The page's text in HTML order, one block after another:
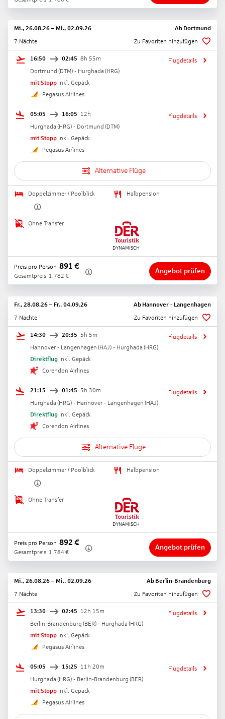
Mi., 26.08.26 – Mi., 02.09.26 Ab Dortmund
7 Nächte
Zu Favoriten hinzufügen
16:50 02:45 8h 55m
Dortmund (DTM) - Hurghada (HRG)
mit Stopp Inkl. Gepäck
Pegasus Airlines
Flugdetails
05:05 16:05 12h
Hurghada (HRG) - Dortmund (DTM)
mit Stopp Inkl. Gepäck
Pegasus Airlines
Flugdetails
Alternative Flüge
Doppelzimmer / Poolblick Halbpension
Ohne Transfer
Preis pro Person 891 €
Gesamtpreis 1.782 €
Angebot prüfen
Fr., 28.08.26 – Fr., 04.09.26 Ab Hannover - Langenhagen
7 Nächte
Zu Favoriten hinzufügen
14:30 20:35 5h 5m
Hannover - Langenhagen (HAJ) - Hurghada (HRG)
Direktflug Inkl. Gepäck
Corendon Airlines
Flugdetails
21:15 01:45 5h 30m
Hurghada (HRG) - Hannover - Langenhagen (HAJ)
Direktflug Inkl. Gepäck
Corendon Airlines
Flugdetails
Alternative Flüge
Doppelzimmer / Poolblick Halbpension
Ohne Transfer
Preis pro Person 892 €
Gesamtpreis 1.784 €
Angebot prüfen
Mi., 26.08.26 – Mi., 02.09.26 Ab Berlin-Brandenburg
7 Nächte
Zu Favoriten hinzufügen
13:30 02:45 12h 15m
Berlin-Brandenburg (BER) - Hurghada (HRG)
mit Stopp Inkl. Gepäck
Pegasus Airlines
Flugdetails
05:05 15:25 11h 20m
Hurghada (HRG) - Berlin-Brandenburg (BER)
mit Stopp Inkl. Gepäck
Pegasus Airlines
Flugdetails